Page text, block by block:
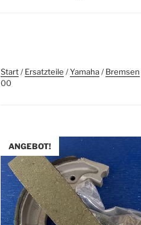
Start/Ersatzteile /Yamaha/Bremsen
00
ANGEBOT!